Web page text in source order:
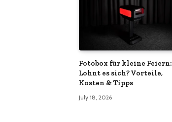
Fotobox für kleine Feiern:
Lohnt es sich? Vorteile,
Kosten & Tipps
July 18, 2026